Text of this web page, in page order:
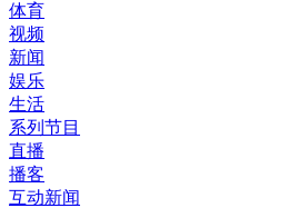
体育
视频
新闻
娱乐
生活
系列节目
直播
播客
互动新闻